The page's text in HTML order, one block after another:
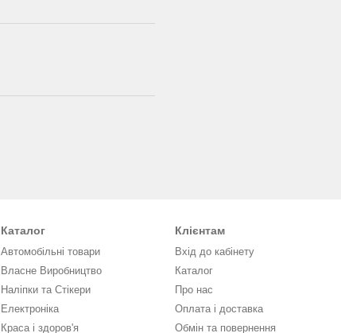
Каталог
Автомобільні товари
Власне Виробництво
Наліпки та Стікери
Електроніка
Краса і здоров'я
Клієнтам
Вхід до кабінету
Каталог
Про нас
Оплата і доставка
Обмін та повернення